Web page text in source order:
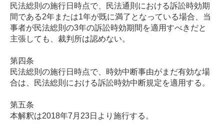
民法総則の施行日時点で、民法通則における訴訟時効期
間である2年または1年が既に満了となっている場合、当
事者が民法総則の3年の訴訟時効期間を適用すべきだと
主張しても、裁判所は認めない。
第四条
民法総則の施行日時点で、時効中断事由がまだ有効な場
合は、民法総則における訴訟時効中断規定を適用する。
第五条
本解釈は2018年7月23日より施行する。